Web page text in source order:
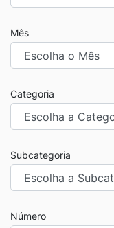
Mês
Categoria
Subcategoria
Número